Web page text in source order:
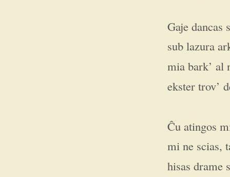
Gaje dancas
sub lazura
mia bark’ al
ekster trov’
Ĉu atingos
mi ne scias,
hisas drame